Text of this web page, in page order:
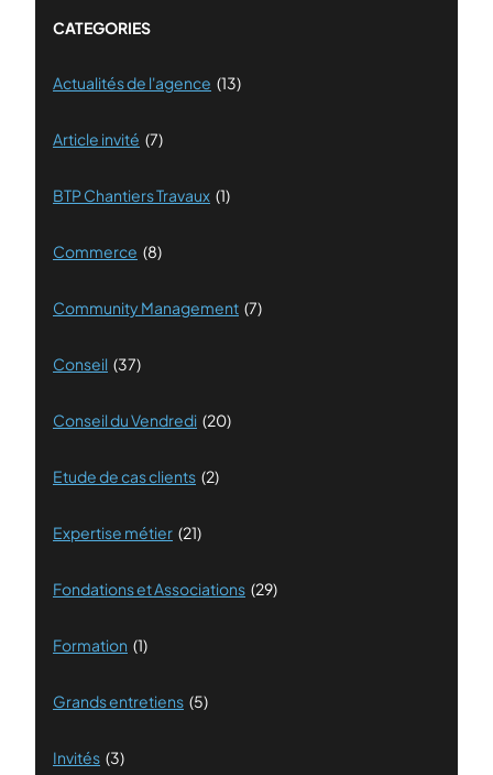
CATEGORIES
Actualités de l'agence (13)
Article invité (7)
BTP Chantiers Travaux (1)
Commerce (8)
Community Management (7)
Conseil (37)
Conseil du Vendredi (20)
Etude de cas clients (2)
Expertise métier (21)
Fondations et Associations (29)
Formation (1)
Grands entretiens (5)
Invités (3)